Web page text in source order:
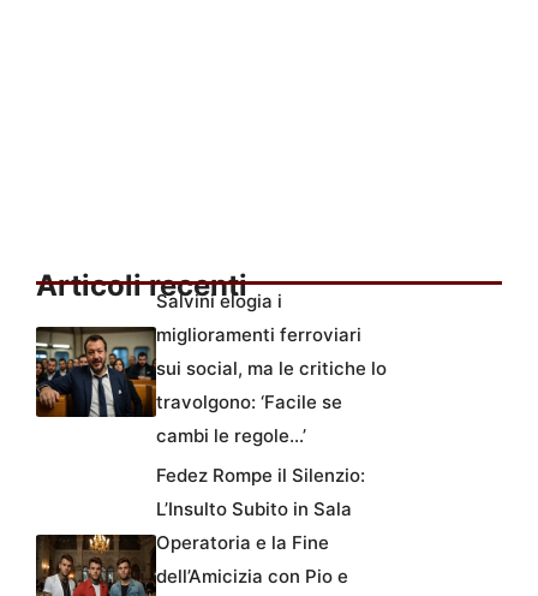
Articoli recenti
Salvini elogia i
miglioramenti ferroviari
sui social, ma le critiche lo
travolgono: ‘Facile se
cambi le regole…’
Fedez Rompe il Silenzio:
L’Insulto Subito in Sala
Operatoria e la Fine
dell’Amicizia con Pio e